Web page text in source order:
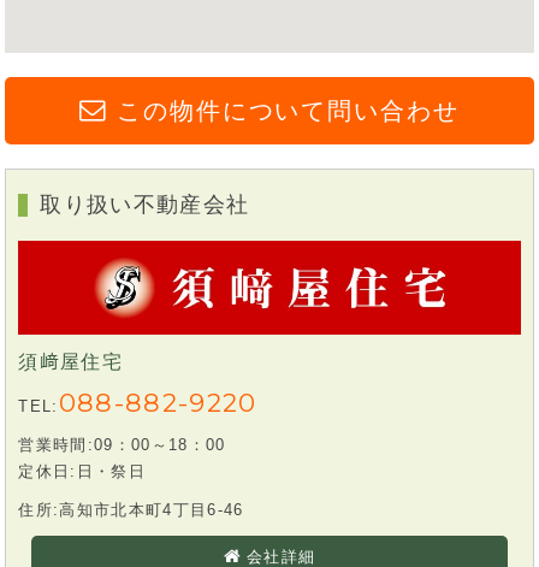
この物件について問い合わせ
取り扱い不動産会社
須﨑屋住宅
TEL: 088-882-9220
営業時間:09：00～18：00
定休日:日・祭日
住所:高知市北本町4丁目6-46
会社詳細